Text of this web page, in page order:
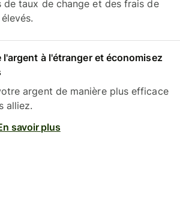
de taux de change et des frais de
l'argent à l'étranger et économisez
argent de manière plus efficace
alliez.
savoir plus